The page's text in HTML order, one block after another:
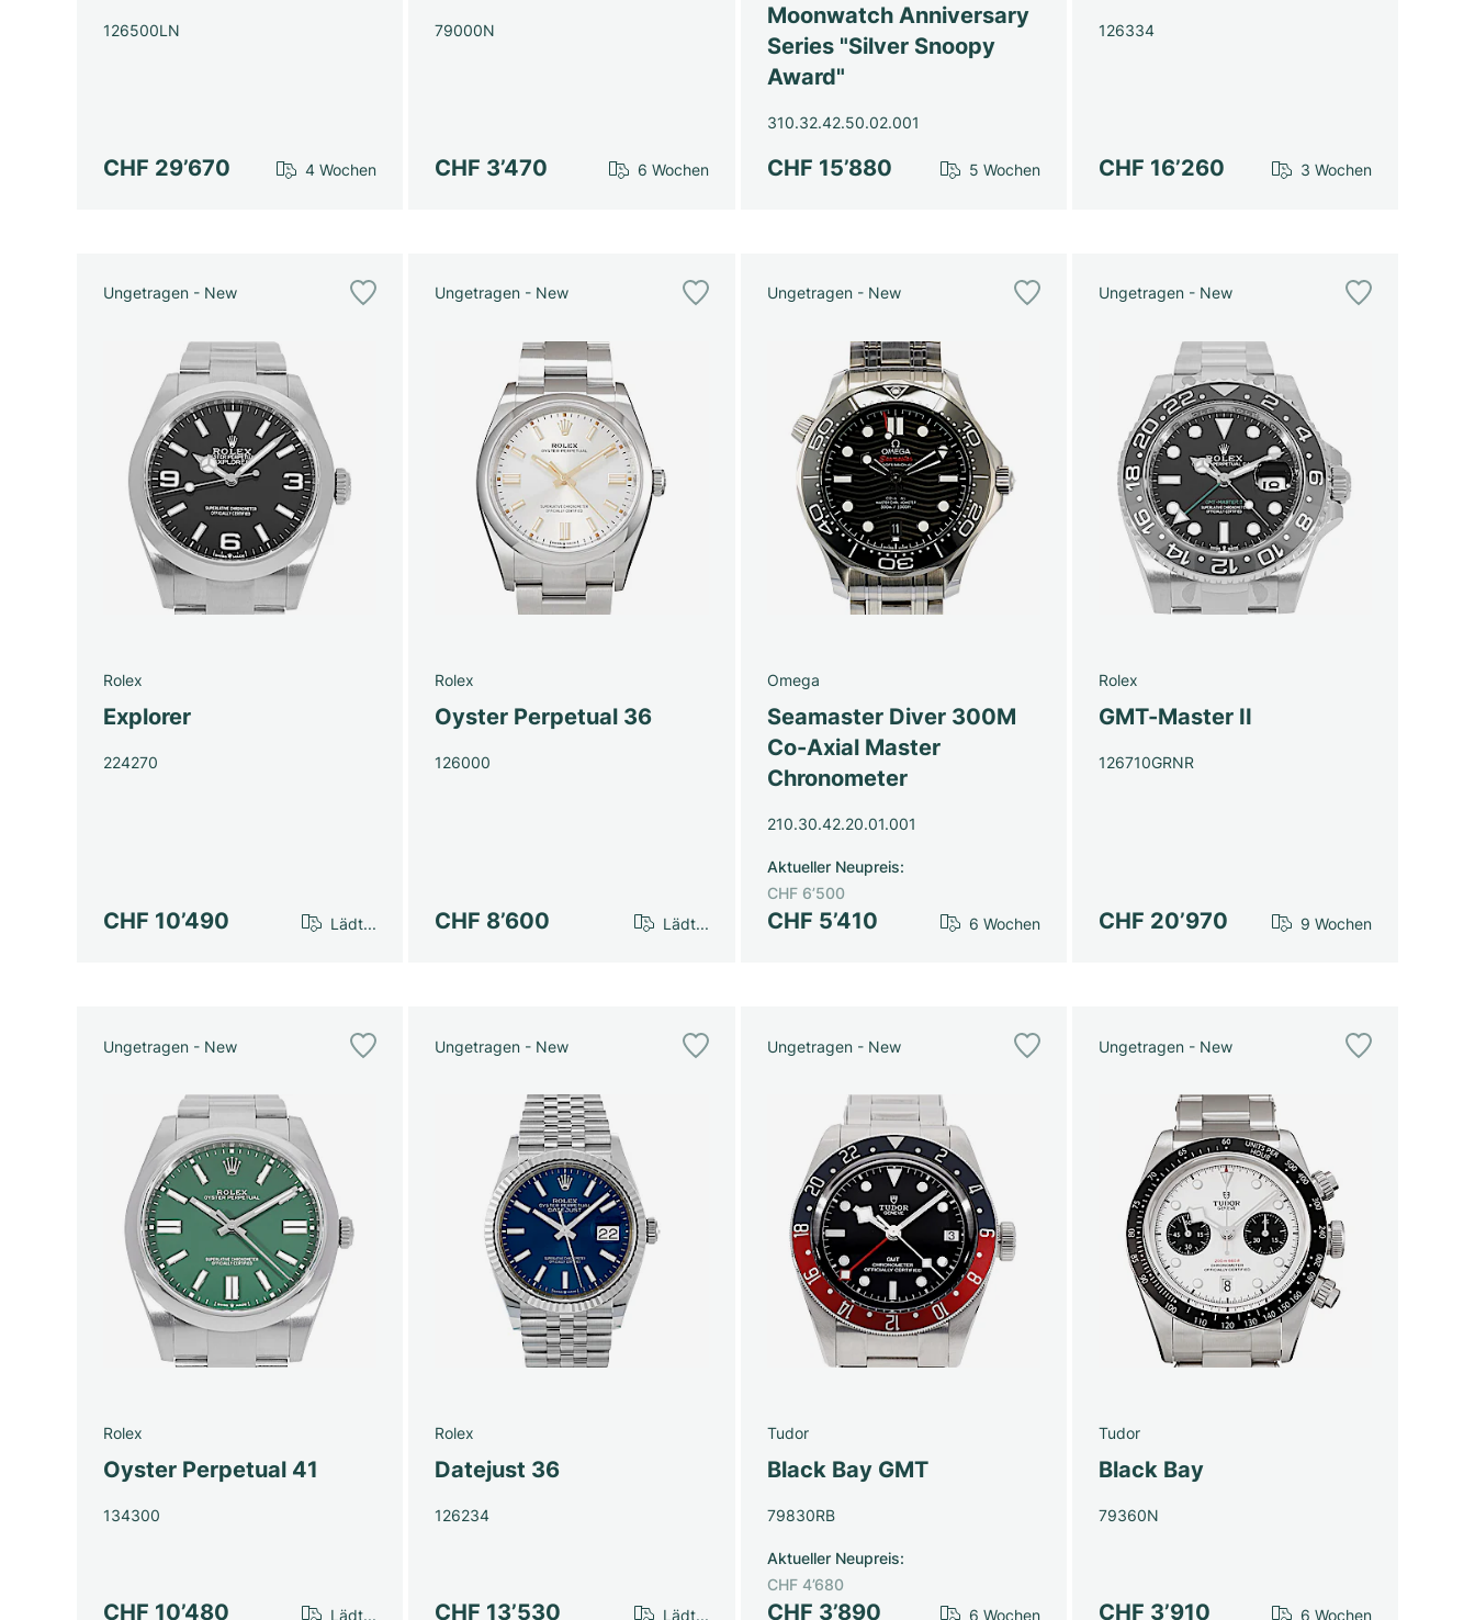
126500LN
CHF 29’670 4 Wochen
79000N
CHF 3’470 6 Wochen
Moonwatch Anniversary
Series "Silver Snoopy
Award"
310.32.42.50.02.001
CHF 15’880 5 Wochen
126334
CHF 16’260 3 Wochen
Ungetragen - New
Rolex
Explorer
224270
CHF 10’490 Lädt...
Ungetragen - New
Rolex
Oyster Perpetual 36
126000
CHF 8’600 Lädt...
Ungetragen - New
Omega
Seamaster Diver 300M
Co-Axial Master
Chronometer
210.30.42.20.01.001
CHF 5’410
Aktueller Neupreis:
CHF 6’500
6 Wochen
Ungetragen - New
Rolex
GMT-Master II
126710GRNR
CHF 20’970 9 Wochen
Ungetragen - New
Rolex
Oyster Perpetual 41
134300
CHF 10’480 Lädt...
Ungetragen - New
Rolex
Datejust 36
126234
CHF 13’530 Lädt...
Ungetragen - New
Tudor
Black Bay GMT
79830RB
CHF 3’890
Aktueller Neupreis:
CHF 4’680
6 Wochen
Ungetragen - New
Tudor
Black Bay
79360N
CHF 3’910 6 Wochen